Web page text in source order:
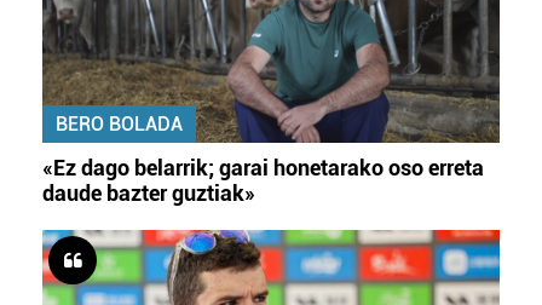
BERO BOLADA
«Ez dago belarrik; garai honetarako oso erreta
daude bazter guztiak»